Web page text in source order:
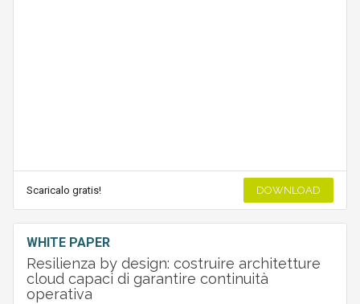
Scaricalo gratis! DOWNLOAD
WHITE PAPER
Resilienza by design: costruire architetture
cloud capaci di garantire continuità
operativa